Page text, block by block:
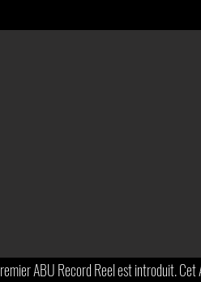
ABU Record Reel est introduit.